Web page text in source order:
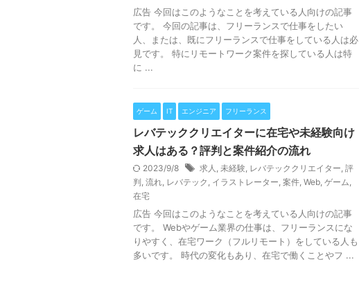
広告 今回はこのようなことを考えている人向けの記事
です。 今回の記事は、フリーランスで仕事をしたい
人、または、既にフリーランスで仕事をしている人は必
見です。 特にリモートワーク案件を探している人は特
に ...
ゲーム IT エンジニア フリーランス
レバテッククリエイターに在宅や未経験向け
求人はある？評判と案件紹介の流れ
2023/9/8 求人 , 未経験, レバテッククリエイター, 評
判, 流れ, レバテック , イラストレーター, 案件, Web, ゲーム,
在宅
広告 今回はこのようなことを考えている人向けの記事
です。 Webやゲーム業界の仕事は、フリーランスにな
りやすく、在宅ワーク（フルリモート）をしている人も
多いです。 時代の変化もあり、在宅で働くことやフ ...